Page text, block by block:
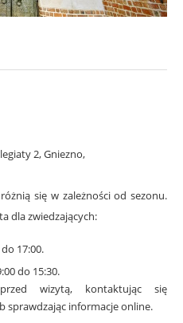
2, Gniezno,
się w zależności od sezonu.
dla zwiedzających:
17:00.
do 15:30.
wizytą, kontaktując się
sprawdzając informacje online.